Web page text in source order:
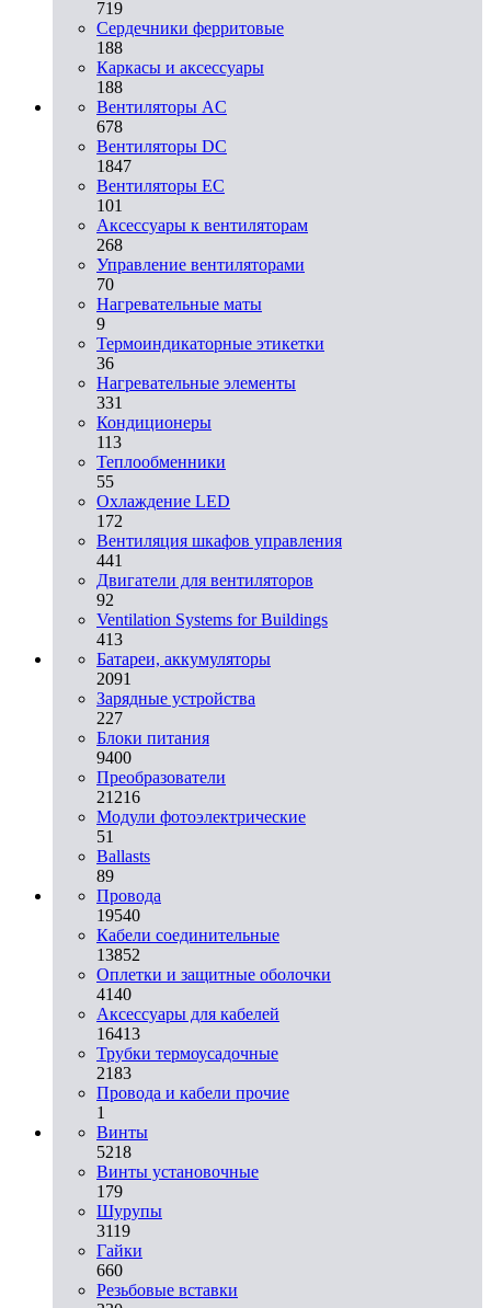
719
Сердечники ферритовые
188
Каркасы и аксессуары
188
Вентиляторы AC
678
Вентиляторы DC
1847
Вентиляторы EC
101
Аксессуары к вентиляторам
268
Управление вентиляторами
70
Нагревательные маты
9
Термоиндикаторные этикетки
36
Нагревательные элементы
331
Кондиционеры
113
Теплообменники
55
Охлаждение LED
172
Вентиляция шкафов управления
441
Двигатели для вентиляторов
92
Ventilation Systems for Buildings
413
Батареи, аккумуляторы
2091
Зарядные устройства
227
Блоки питания
9400
Преобразователи
21216
Модули фотоэлектрические
51
Ballasts
89
Провода
19540
Кабели соединительные
13852
Оплетки и защитные оболочки
4140
Аксессуары для кабелей
16413
Трубки термоусадочные
2183
Провода и кабели прочие
1
Винты
5218
Винты установочные
179
Шурупы
3119
Гайки
660
Резьбовые вставки